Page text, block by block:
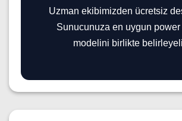
Uzman ekibimizden ücretsiz
Sunucunuza en uygun
modelini birlikte